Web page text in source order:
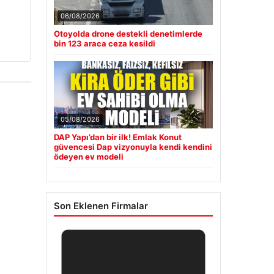
06/08/2026
Otoyolda drone destekli denetimlerde
bin 123 araca ceza kesildi
05/08/2026
DAP Yapı’dan bir ilk! Emlak Konut
güvencesi Dap vizyonuyla kendi kendini
ödeyen ev modeli
Son Eklenen Firmalar